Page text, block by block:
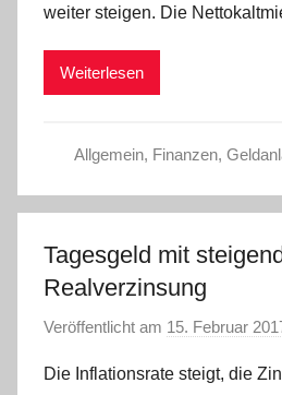
d
weiter steigen. Die
Weiterlesen
Allgemein, Finanzen,
Tagesgeld mit
Realverzinsung
Veröffentlicht am 15. Februar
Die Inflationsrate steigt, die